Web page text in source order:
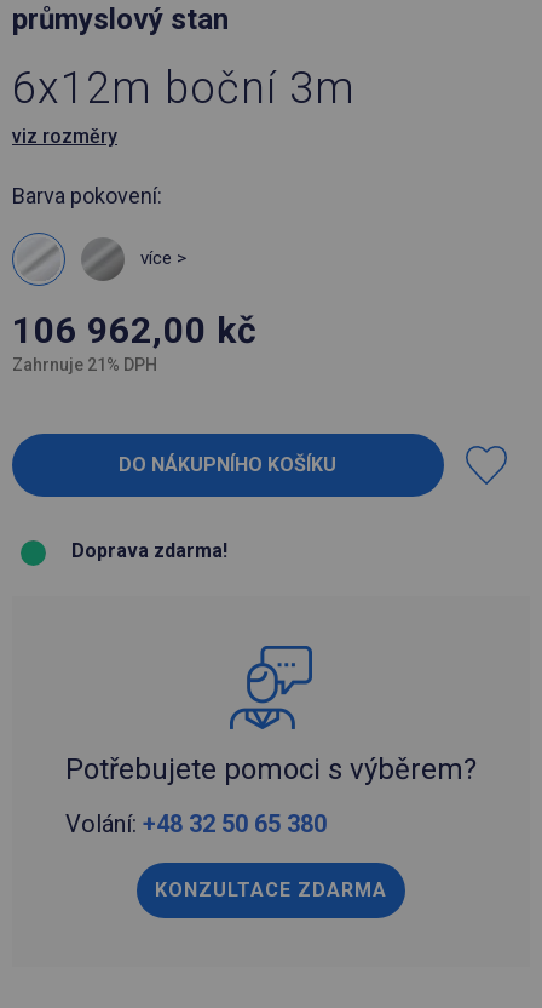
průmyslový stan
6x12m boční 3m
viz rozměry
Barva pokovení:
více >
106 962,00 kč
Zahrnuje 21% DPH
Doprava zdarma!
Potřebujete pomoci s výběrem?
Volání: +48 32 50 65 380
KONZULTACE ZDARMA